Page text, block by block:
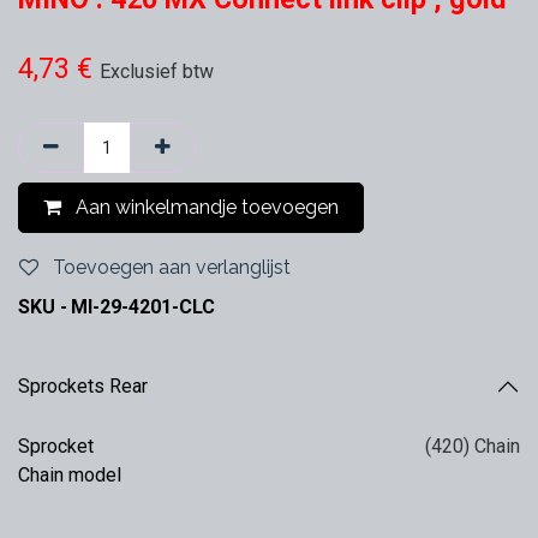
4,73 € Exclusief btw
Aan winkelmandje toevoegen
Toevoegen aan verlanglijst
SKU - MI-29-4201-CLC
Sprockets Rear
Sprocket
Chain model
(420) Chain